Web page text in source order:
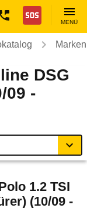
Nothilfe
MENÜ
DSG
09 -
1.2 TSI
(10/09 -